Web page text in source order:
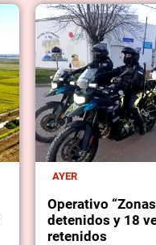
AYER
Operativo
detenidos y 18
retenidos